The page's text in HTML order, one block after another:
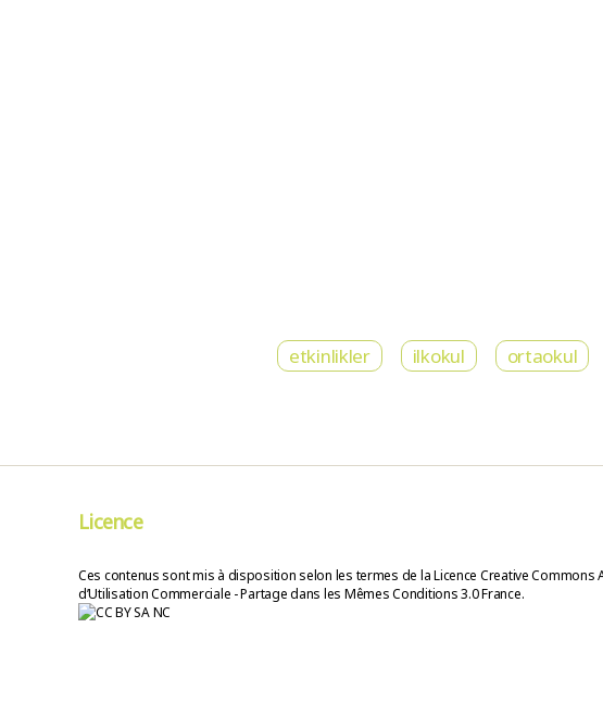
etkinlikler ilkokul ortaokul
Licence
Ces contenus sont mis à disposition selon les termes de la Licence Creative Commons
d’Utilisation Commerciale - Partage dans les Mêmes Conditions 3.0 France.